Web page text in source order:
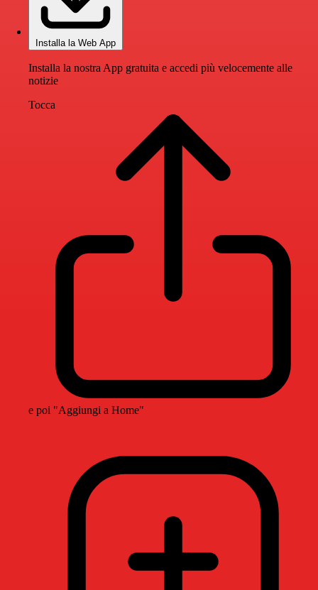
Installa la Web App
Installa la nostra App gratuita e accedi più velocemente alle
notizie
Tocca
e poi "Aggiungi a Home"